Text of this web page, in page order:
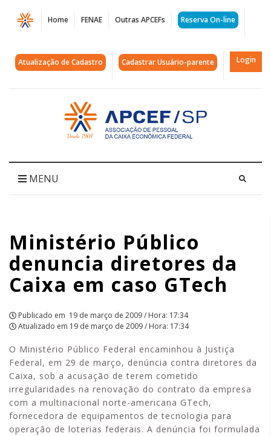
Página
Ministério
Público
diretores
em
|
APCEF/SP
Home FENAE Outras APCEFs Reserva On-line
Atualização de Cadastro Cadastrar Usuário-parente Login
Acessar
página
inicial
MENU
Ministério Público
denuncia diretores da
Caixa em caso GTech
Publicado em 19 de março de 2009 / Hora: 17:34
Atualizado em 19 de março de 2009 / Hora: 17:34
O Ministério Público Federal encaminhou à Justiça
Federal, em 29 de março, denúncia contra diretores da
Caixa, sob a acusação de terem cometido
irregularidades na renovação do contrato da empresa
com a multinacional norte-americana GTech,
fornecedora de equipamentos de tecnologia para
operação de loterias federais. A denúncia foi formulada